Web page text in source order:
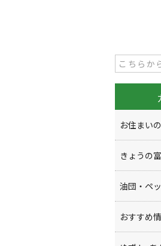
お住まい
きょうの
油団・ペ
おすすめ